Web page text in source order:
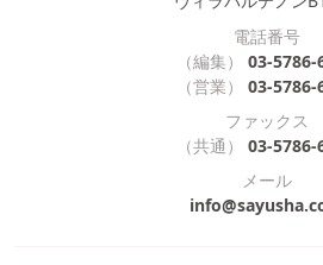
電話番号
（編集）
03-5786-
（営業）
03-5786-
ファックス
（共通）
03-5786-
メール